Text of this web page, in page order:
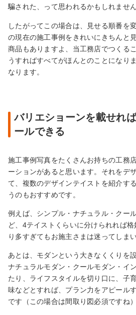
騙された、って思われるかもしれません
したがってこの場合は、見せる順番を
の現在の施工事例をきれいにきちんと
商品もありますよ、当工務店でつくる
うすればすべてがほんとのことになり
なります。
バリエショーンを載せれ
ールできる
施工事例写真をたくさんお持ちの工務
ーションがあると思います。それをデ
て、複数のデザインテイストを紹介す
うのもおすすめです。
例えば、シンプル・ナチュラル・クー
ど、4テイストくらいに分けられれば
り多すぎてもお施主さまは迷ってしまい
あとは、モダンという大きなくくりを
ナチュラルモダン・クールモダン・イ
たり、ライフスタイルを切り口に、子
味などとすれば、プラン力をアピール
です（この場合は間取り図必須ですね）